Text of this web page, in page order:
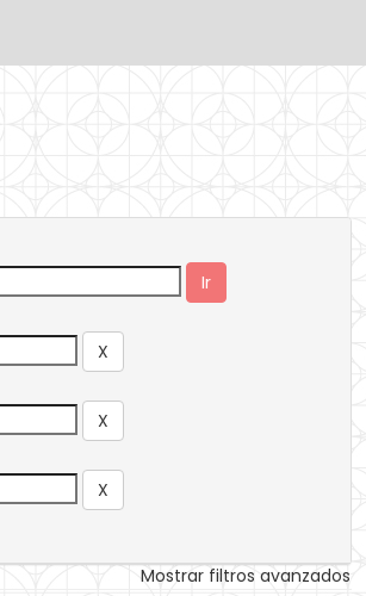
Mostrar filtros avanzados